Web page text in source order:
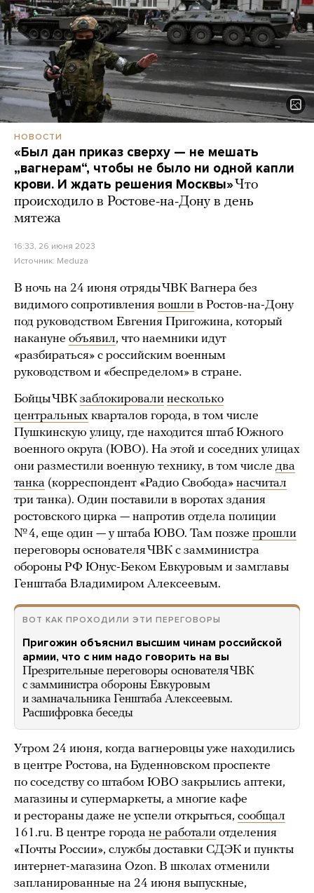
НОВОСТИ
«Был дан приказ сверху — не мешать
„вагнерам“, чтобы не было ни одной капли
крови. И ждать решения Москвы»Что
происходило в Ростове-на-Дону в день
мятежа
16:33, 26 июня 2023
Источник: Meduza
В ночь на 24 июня отряды ЧВК Вагнера без
видимого сопротивления вошли в Ростов-на-Дону
под руководством Евгения Пригожина, который
накануне объявил, что наемники идут
«разбираться» с российским военным
руководством и «беспределом» в стране.
Бойцы ЧВК заблокировали несколько
центральных кварталов города, в том числе
Пушкинскую улицу, где находится штаб Южного
военного округа (ЮВО). На этой и соседних улицах
они разместили военную технику, в том числе два
танка (корреспондент «Радио Свобода» насчитал
три танка). Один поставили в воротах здания
ростовского цирка — напротив отдела полиции
№ 4, еще один — у штаба ЮВО. Там позже прошли
переговоры основателя ЧВК с замминистра
обороны РФ Юнус-Беком Евкуровым и замглавы
Генштаба Владимиром Алексеевым.
ВОТ КАК ПРОХОДИЛИ ЭТИ ПЕРЕГОВОРЫ
Пригожин объяснил высшим чинам российской
армии, что с ним надо говорить на вы
Презрительные переговоры основателя ЧВК
с замминистра обороны Евкуровым
и замначальника Генштаба Алексеевым.
Расшифровка беседы
Утром 24 июня, когда вагнеровцы уже находились
в центре Ростова, на Буденновском проспекте
по соседству со штабом ЮВО закрылись аптеки,
магазины и супермаркеты, а многие кафе
и рестораны даже не успели открыться, сообщал
161.ru. В центре города не работали отделения
«Почты России», службы доставки СДЭК и пункты
интернет-магазина Ozon. В школах отменили
запланированные на 24 июня выпускные,